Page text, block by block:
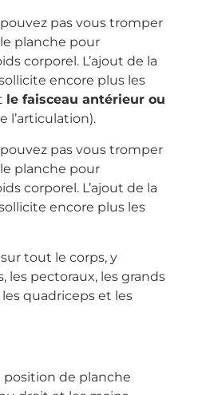
pas vous tromper
planche pour
corporel. L’ajout de la
encore plus les
le faisceau antérieur ou
l’articulation).
pas vous tromper
planche pour
corporel. L’ajout de la
encore plus les
tout le corps, y
les pectoraux, les grands
quadriceps et les
de planche